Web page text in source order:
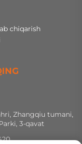
chiqarish
Zhangqiu tumani,
3-qavat